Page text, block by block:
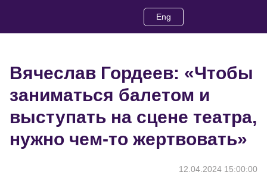
Eng
Вячеслав Гордеев: «Чтобы
заниматься балетом и
выступать на сцене театра,
нужно чем-то жертвовать»
12.04.2024 15:00:00